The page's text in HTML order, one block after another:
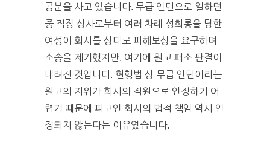
공분을 사고 있습니다. 무급 인턴으로 일하던
중 직장 상사로부터 여러 차례 성희롱을 당한
여성이 회사를 상대로 피해보상을 요구하며
소송을 제기했지만, 여기에 원고 패소 판결이
내려진 것입니다. 현행법 상 무급 인턴이라는
원고의 지위가 회사의 직원으로 인정하기 어
렵기 때문에 피고인 회사의 법적 책임 역시 인
정되지 않는다는 이유였습니다.